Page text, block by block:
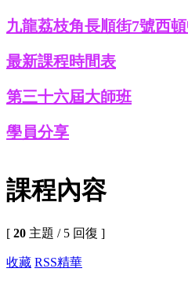
九龍荔枝角長順街7號西
最新課程時間表
第三十六屆大師班
學員分享
課程內容
[ 20 主題 / 5 回復 ]
收藏 RSS精華